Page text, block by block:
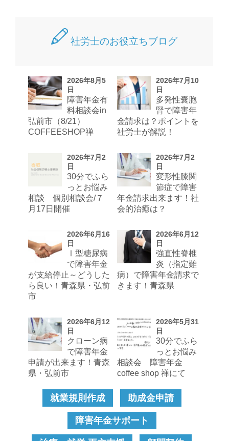
社労士のお役立ちブログ
2026年8月5
日
障害年金有
料相談会in
弘前市（8/21）
COFFEESHOP禅
2026年7月10
日
多発性嚢胞
腎で障害年
金請求は？ポイントを
社労士が解説！
2026年7月2
日
30分でふら
っとお悩み
相談 個別相談会/７
月17日開催
2026年7月2
日
変形性膝関
節症で障害
年金請求出来ます！社
会的治癒は？
2026年6月16
日
Ⅰ型糖尿病
で障害年金
が支給停止～どうした
ら良い！青森県・弘前
市
2026年6月12
日
強直性脊椎
炎（指定難
病）で障害年金請求で
きます！青森県
2026年6月12
日
クローン病
で障害年金
申請が出来ます！青森
県・弘前市
2026年5月31
日
30分でふら
っとお悩み
相談会 障害年金
coffee shop 禅にて
就業規則作成 助成金申請
障害年金サポート